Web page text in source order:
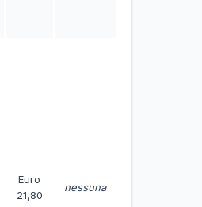
Euro
21,80
nessuna